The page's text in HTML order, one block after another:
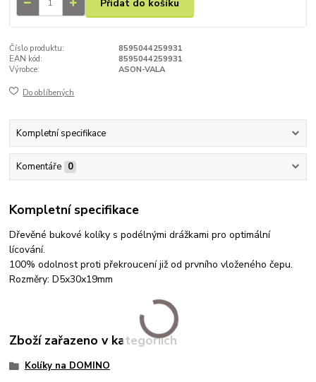
Přidat do košíku
Číslo produktu:
8595044259931
EAN kód:
8595044259931
Výrobce:
ASON-VALA
Do oblíbených
Kompletní specifikace
Komentáře 0
Kompletní specifikace
Dřevěné bukové kolíky s podélnými drážkami pro optimální
lícování.
100% odolnost proti překroucení již od prvního vloženého čepu.
Rozměry: D5x30x19mm
Zboží zařazeno v kategoriích
Kolíky na DOMINO